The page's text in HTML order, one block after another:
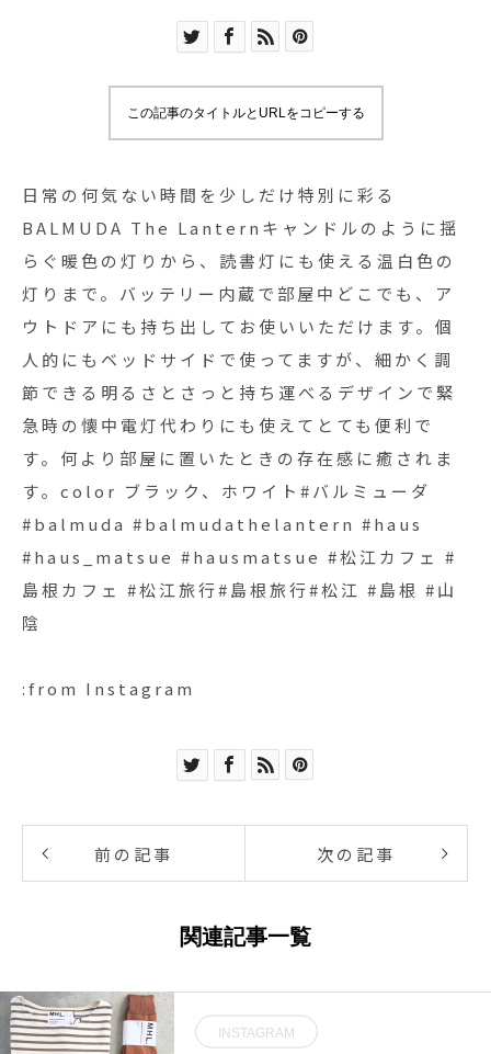
この記事のタイトルとURLをコピーする
日常の何気ない時間を少しだけ特別に彩る
BALMUDA The Lanternキャンドルのように揺
らぐ暖色の灯りから、読書灯にも使える温白色の
灯りまで。バッテリー内蔵で部屋中どこでも、ア
ウトドアにも持ち出してお使いいただけます。個
人的にもベッドサイドで使ってますが、細かく調
節できる明るさとさっと持ち運べるデザインで緊
急時の懐中電灯代わりにも使えてとても便利で
す。何より部屋に置いたときの存在感に癒されま
す。color ブラック、ホワイト#バルミューダ
#balmuda #balmudathelantern #haus
#haus_matsue #hausmatsue #松江カフェ #
島根カフェ #松江旅行#島根旅行#松江 #島根 #山
陰
:from Instagram
前の記事 次の記事
関連記事一覧
INSTAGRAM